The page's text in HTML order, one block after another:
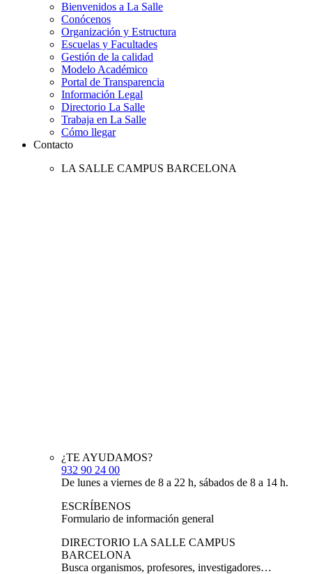
Bienvenidos a La Salle
Conócenos
Organización y Estructura
Escuelas y Facultades
Gestión de la calidad
Modelo Académico
Portal de Transparencia
Información Legal
Directorio La Salle
Trabaja en La Salle
Cómo llegar
Contacto
LA SALLE CAMPUS BARCELONA
¿TE AYUDAMOS?
932 90 24 00
De lunes a viernes de 8 a 22 h, sábados de 8 a 14 h.
ESCRÍBENOS
Formulario de información general
DIRECTORIO LA SALLE CAMPUS
BARCELONA
Busca organismos, profesores, investigadores…